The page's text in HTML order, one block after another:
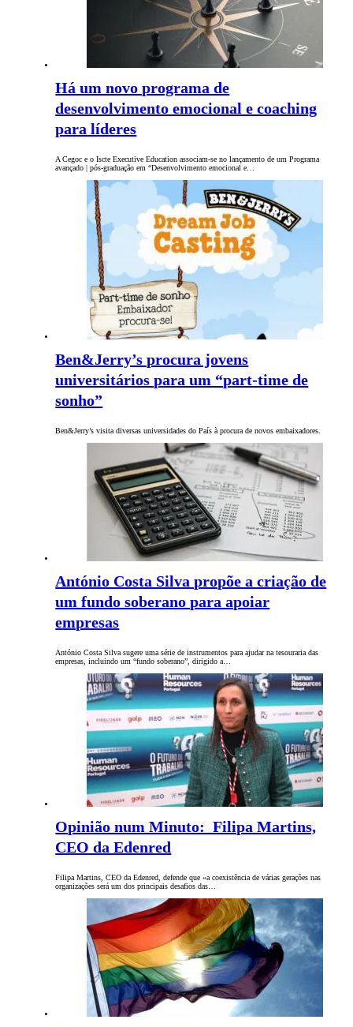
Há um novo programa de
desenvolvimento emocional e coaching
para líderes
A Cegoc e o Iscte Executive Education associam-se no lançamento de um Programa
avançado | pós-graduação em “Desenvolvimento emocional e…
Ben&Jerry’s procura jovens
universitários para um “part-time de
sonho”
Ben&Jerry’s visita diversas universidades do País à procura de novos embaixadores.
António Costa Silva propõe a criação de
um fundo soberano para apoiar
empresas
António Costa Silva sugere uma série de instrumentos para ajudar na tesouraria das
empresas, incluindo um “fundo soberano”, dirigido a…
Opinião num Minuto: Filipa Martins,
CEO da Edenred
Filipa Martins, CEO da Edenred, defende que «a coexistência de várias gerações nas
organizações será um dos principais desafios das…